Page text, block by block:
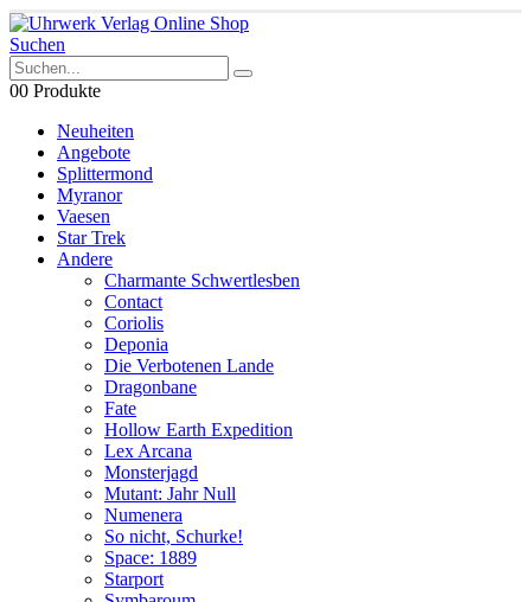
Suchen
00 Produkte
Neuheiten
Angebote
Splittermond
Myranor
Vaesen
Star Trek
Andere
Charmante Schwertlesben
Contact
Coriolis
Deponia
Die Verbotenen Lande
Dragonbane
Fate
Hollow Earth Expedition
Lex Arcana
Monsterjagd
Mutant: Jahr Null
Numenera
So nicht, Schurke!
Space: 1889
Starport